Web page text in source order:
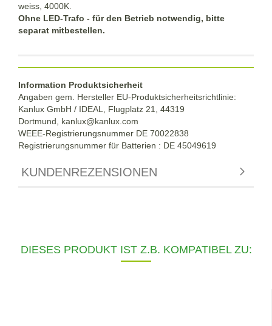
weiss, 4000K.
Ohne LED-Trafo - für den Betrieb notwendig, bitte
separat mitbestellen.
Information Produktsicherheit
Angaben gem. Hersteller EU-Produktsicherheitsrichtlinie:
Kanlux GmbH / IDEAL, Flugplatz 21, 44319
Dortmund, kanlux@kanlux.com
WEEE-Registrierungsnummer DE 70022838
Registrierungsnummer für Batterien : DE 45049619
KUNDENREZENSIONEN
DIESES PRODUKT IST Z.B. KOMPATIBEL ZU: